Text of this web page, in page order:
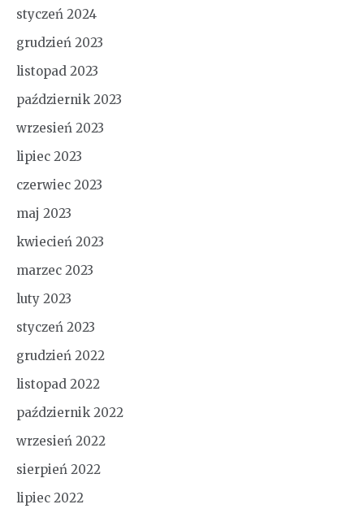
styczeń 2024
grudzień 2023
listopad 2023
październik 2023
wrzesień 2023
lipiec 2023
czerwiec 2023
maj 2023
kwiecień 2023
marzec 2023
luty 2023
styczeń 2023
grudzień 2022
listopad 2022
październik 2022
wrzesień 2022
sierpień 2022
lipiec 2022